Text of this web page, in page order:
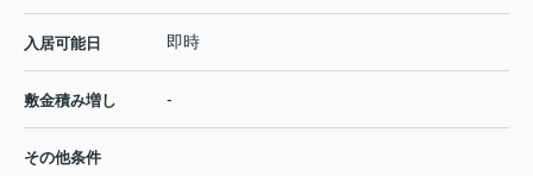
入居可能日 即時
敷金積み増し -
その他条件